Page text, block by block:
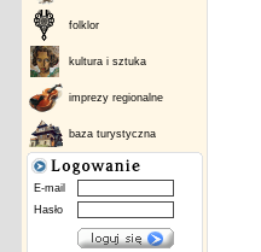
folklor
kultura i sztuka
imprezy regionalne
baza turystyczna
E-mail
Hasło